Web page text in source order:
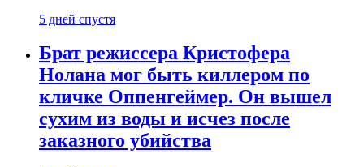
5 дней спустя
Брат режиссера Кристофера
Нолана мог быть киллером по
кличке Оппенгеймер. Он вышел
сухим из воды и исчез после
заказного убийства